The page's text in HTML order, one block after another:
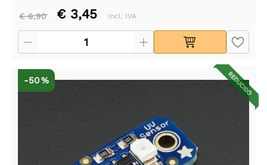
€ 6,90 € 3,45 Incl. IVA
REDUCIDO
-50 %